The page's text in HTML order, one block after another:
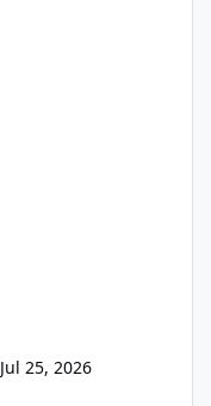
Jul 25, 2026